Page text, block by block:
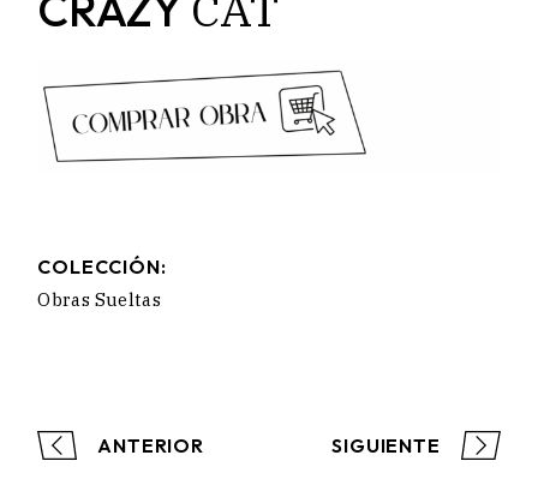
COLECCIÓN:
Obras Sueltas
ANTERIOR SIGUIENTE